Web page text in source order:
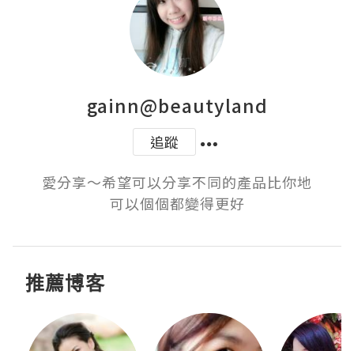
gainn@beautyland
追蹤
愛分享～希望可以分享不同的產品比你地
推薦博客